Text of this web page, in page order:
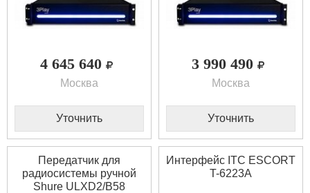
4 645 640
Москва
Уточнить
3 990 490
Москва
Уточнить
Передатчик для
радиосистемы ручной
Shure ULXD2/B58
Интерфейс ITC ESCORT
T-6223A